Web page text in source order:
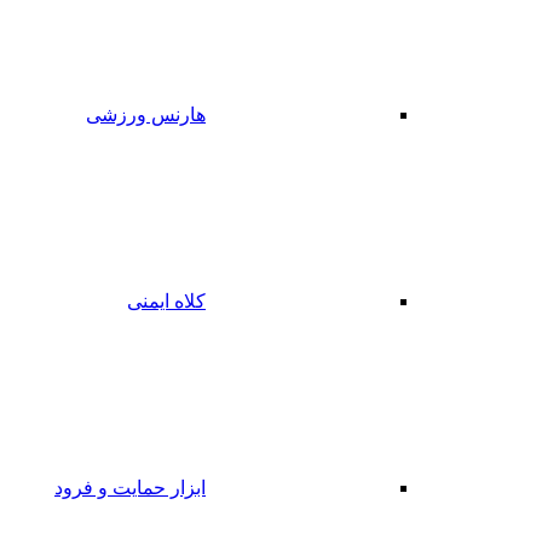
هارنس ورزشی
کلاه ایمنی
ابزار حمایت و فرود